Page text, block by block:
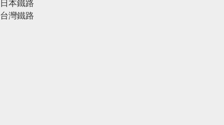
日本鐵路
台灣鐵路